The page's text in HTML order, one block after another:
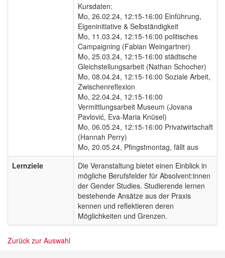
Kursdaten:
Mo, 26.02.24, 12:15-16:00 Einführung,
Eigeninitiative & Selbständigkeit
Mo, 11.03.24, 12:15-16:00 politisches
Campaigning (Fabian Weingartner)
Mo, 25.03.24, 12:15-16:00 städtische
Gleichstellungsarbeit (Nathan Schocher)
Mo, 08.04.24, 12:15-16:00 Soziale Arbeit,
Zwischenreflexion
Mo, 22.04.24, 12:15-16:00
Vermittlungsarbeit Museum (Jovana
Pavlović, Eva-Maria Knüsel)
Mo, 06.05.24, 12:15-16:00 Privatwirtschaft
(Hannah Perry)
Mo, 20.05.24, Pfingstmontag, fällt aus
Lernziele
Die Veranstaltung bietet einen Einblick in
mögliche Berufsfelder für Absolvent:innen
der Gender Studies. Studierende lernen
bestehende Ansätze aus der Praxis
kennen und reflektieren deren
Möglichkeiten und Grenzen.
Zurück zur Auswahl